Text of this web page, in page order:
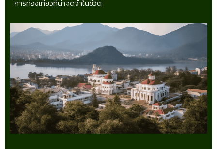
การท่องเที่ยวที่น่าจดจำในชีวิต